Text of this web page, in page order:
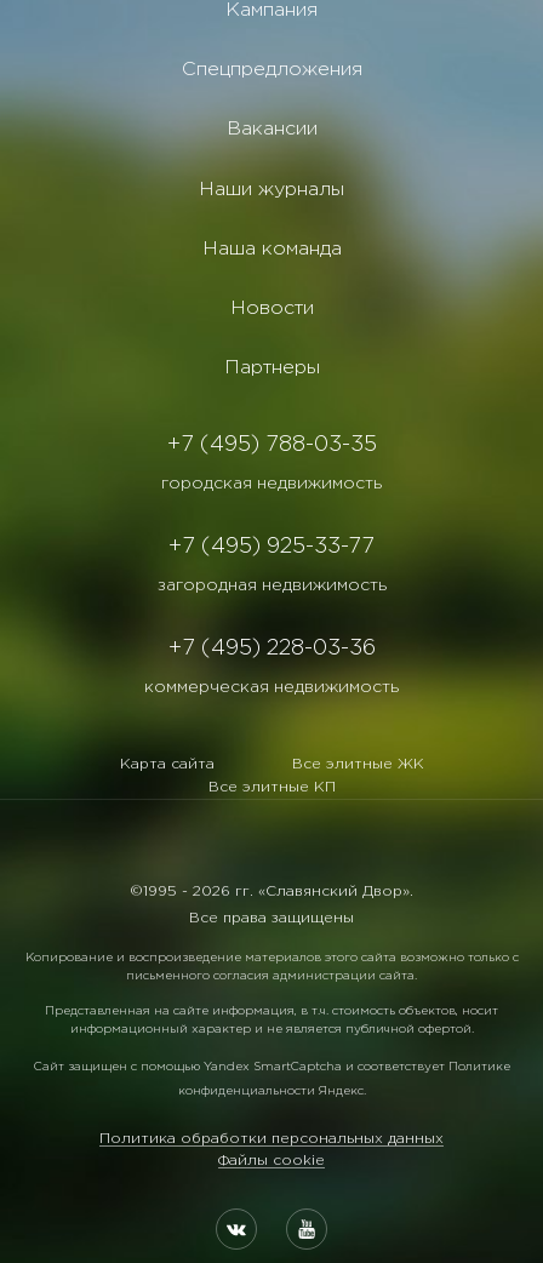
Кампания
Спецпредложения
Вакансии
Наши журналы
Наша команда
Новости
Партнеры
+7 (495) 788-03-35
городская недвижимость
+7 (495) 925-33-77
загородная недвижимость
+7 (495) 228-03-36
коммерческая недвижимость
Карта сайта
Все элитные ЖК
Все элитные КП
©1995 - 2026 гг. «Славянский Двор».
Все права защищены
Копирование и воспроизведение материалов этого сайта возможно только с
письменного согласия администрации сайта.
Представленная на сайте информация, в т.ч. стоимость объектов, носит
информационный характер и не является публичной офертой.
Сайт защищен с помощью Yandex SmartCaptcha и соответствует Политике
конфиденциальности Яндекс.
Политика обработки персональных данных
Файлы cookie